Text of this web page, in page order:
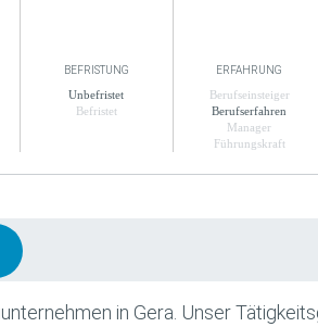
BEFRISTUNG
Unbefristet
Befristet
ERFAHRUNG
Berufseinsteiger
Berufserfahren
Manager
Führungskraft
in Gera. Unser